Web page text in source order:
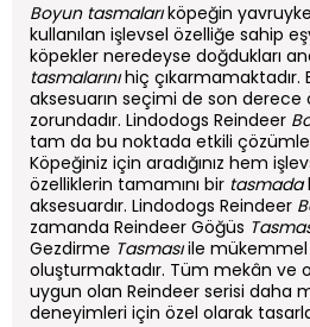
Boyun tasmalarıköpeğin
kullanılan işlevsel özelliğe sahip
köpekler neredeyse doğdukları
tasmalarınıhiç çıkarmamaktadır.
aksesuarın seçimi de son derece
zorundadır. Lindodogs Reindeer
tam da bu noktada etkili
Köpeğiniz için aradığınız hem
özelliklerin tamamını bir tasmada
aksesuardır. Lindodogs Reindeer
zamanda Reindeer Göğüs
Gezdirme Tasmasıile mükemmel
oluşturmaktadır. Tüm mekân ve
uygun olan Reindeer serisi daha
deneyimleri için özel olarak